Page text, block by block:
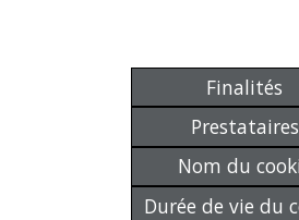
Finalités
Prestataires
Nom du
Durée de vie du